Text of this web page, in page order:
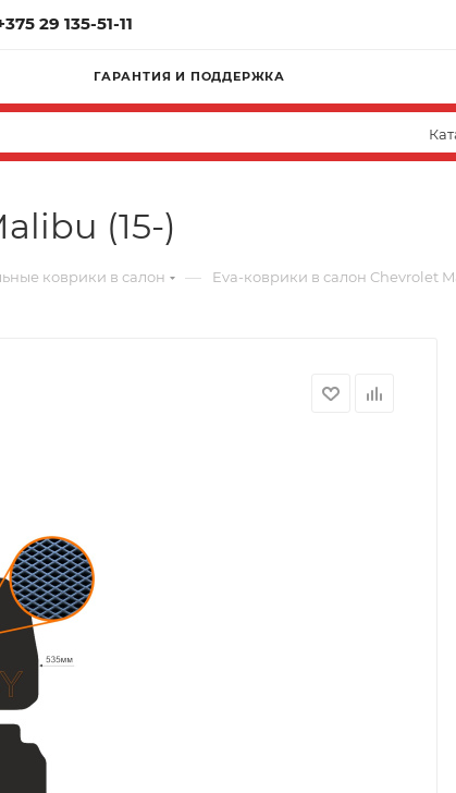
29 135-51-11
ГАРАНТИЯ И ПОДДЕРЖКА
(15-)
коврики в салон — Eva-коврики в салон Chevrolet